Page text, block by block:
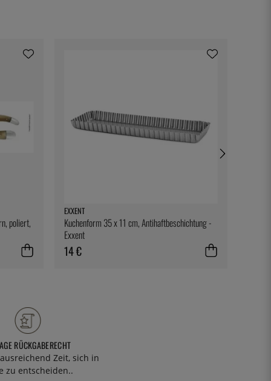
poliert,
EXXENT
Kuchenform 35 x 11 cm, Antihaftbeschichtung -
Exxent
14 €
RÜCKGABERECHT
Zeit, sich in
zu entscheiden..